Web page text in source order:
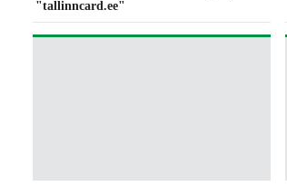
"tallinncard.ee"